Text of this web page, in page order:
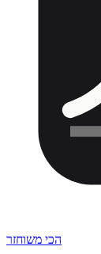
הכי משוחזר